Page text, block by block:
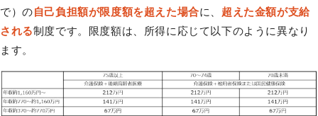
で）の自己負担額が限度額を超えた場合に、 超えた金額が支給
される制度です。限度額は、所得に応じて以下のように異なり
ます。